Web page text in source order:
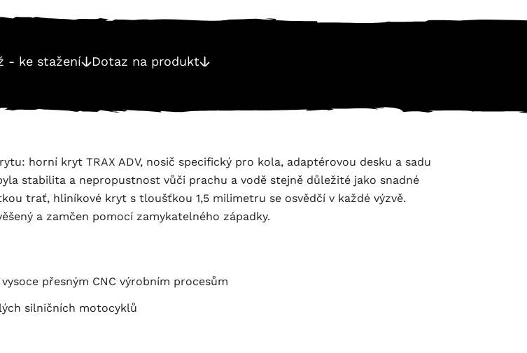
- ke stažení Dotaz na produkt
horní kryt TRAX ADV, nosič specifický pro kola, adaptérovou desku a sadu
stabilita a nepropustnost vůči prachu a vodě stejně důležité jako snadné
trať, hliníkové kryt s tloušťkou 1,5 milimetru se osvědčí v každé výzvě.
a zamčen pomocí zamykatelného západky.
přesným CNC výrobním procesům
silničních motocyklů